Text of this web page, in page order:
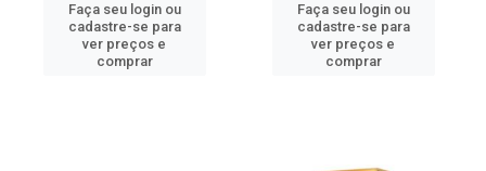
Faça seu login ou
cadastre-se para
ver preços e
comprar
Faça seu login ou
cadastre-se para
ver preços e
comprar